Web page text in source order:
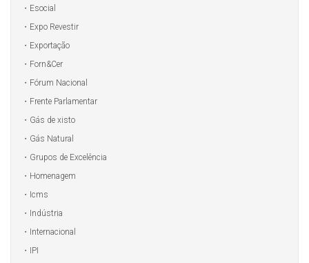
Esocial
Expo Revestir
Exportação
Forn&Cer
Fórum Nacional
Frente Parlamentar
Gás de xisto
Gás Natural
Grupos de Excelência
Homenagem
Icms
Indústria
Internacional
IPI